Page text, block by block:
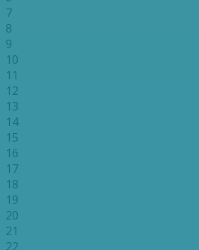
7
8
9
10
11
12
13
14
15
16
17
18
19
20
21
22